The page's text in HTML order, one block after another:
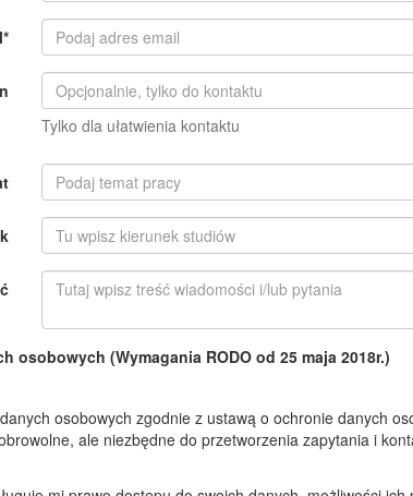
*
Tylko dla ułatwienia kontaktu
osobowych (Wymagania RODO od 25 maja 2018r.)
osobowych zgodnie z ustawą o ochronie danych
ale niezbędne do przetworzenia zapytania i